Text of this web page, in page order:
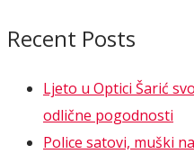
Recent Posts
Ljeto u Optici Šarić
odlične pogodnosti
Police satovi, muški